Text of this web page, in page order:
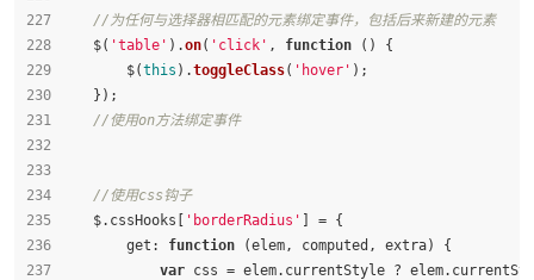
//为任何与选择器相匹配的元素绑定事件，包括后来新建的元素
    $(
'table' ).on( 'click' , function ( ) {
        $(
this ).toggleClass( 'hover' );
    });
//使用on方法绑定事件
//使用css钩子
    $.cssHooks[
'borderRadius'
] = {
get : function (elem, computed, extra) {
var css = elem. currentStyle ? elem.